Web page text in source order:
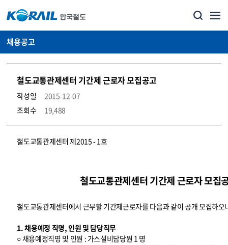
채용공고
철도교통관제센터 기간제 근로자 모집공고
작성일
2015-12-07
조회수
19,488
코레일소개_경영공시_채용공고 상세보기 – 내용, 파일, 담당자 연락처로 구성
철도교통관제센터 제2015 - 1호
철도교통관제센터 기간제 근로자 모집
철도교통관제센터에서 근무할 기간제근로자를 다음과 같이 공개 모집하오
1. 채용예정 직명, 인원 및 담당직무
○ 채용예정직명 및 인원 : 가스설비담당원 1 명